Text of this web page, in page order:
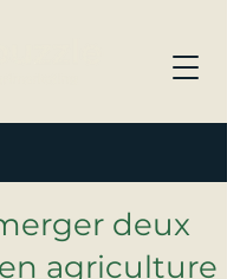
deux
agriculture